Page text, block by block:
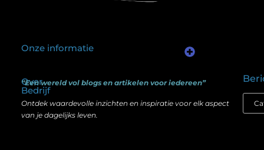
Over
Bedrijf
“Een wereld vol blogs en artikelen voor iedereen”
Ontdek waardevolle inzichten en inspiratie voor elk aspect
van je dagelijks leven.
Onze informatie